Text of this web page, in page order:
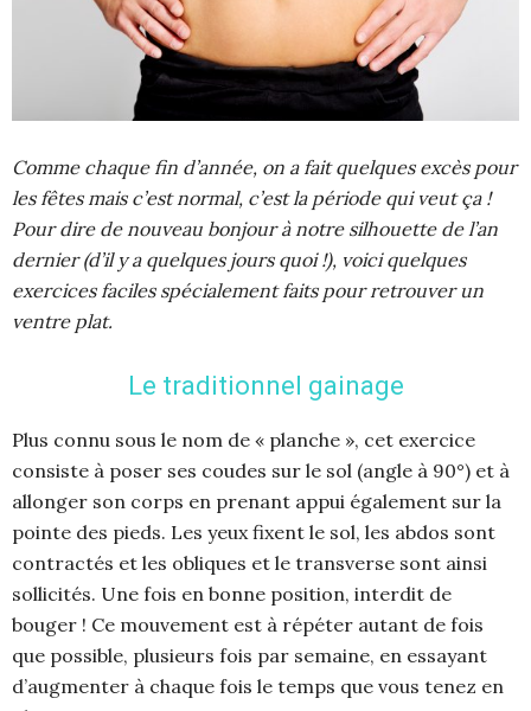
Comme chaque fin d’année, on a fait quelques excès pour
les fêtes mais c’est normal, c’est la période qui veut ça !
Pour dire de nouveau bonjour à notre silhouette de l’an
dernier (d’il y a quelques jours quoi !), voici quelques
exercices faciles spécialement faits pour retrouver un
ventre plat.
Le traditionnel gainage
Plus connu sous le nom de « planche », cet exercice
consiste à poser ses coudes sur le sol (angle à 90°) et à
allonger son corps en prenant appui également sur la
pointe des pieds. Les yeux fixent le sol, les abdos sont
contractés et les obliques et le transverse sont ainsi
sollicités. Une fois en bonne position, interdit de
bouger ! Ce mouvement est à répéter autant de fois
que possible, plusieurs fois par semaine, en essayant
d’augmenter à chaque fois le temps que vous tenez en